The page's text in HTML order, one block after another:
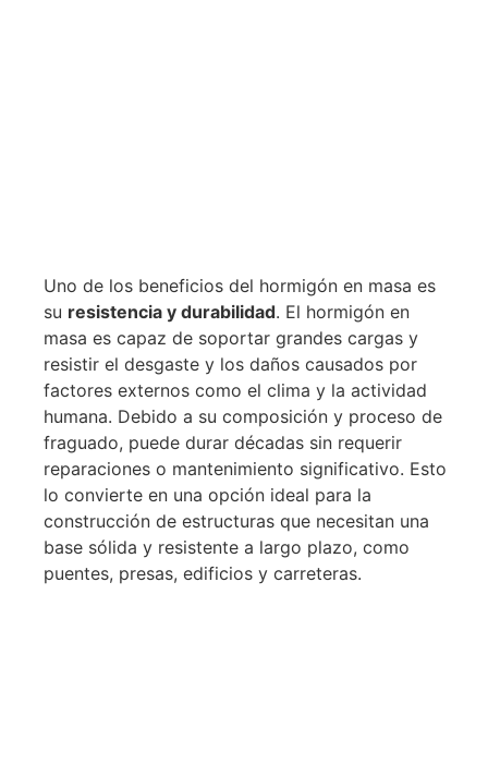
Uno de los beneficios del hormigón en masa es
su resistencia y durabilidad. El hormigón en
masa es capaz de soportar grandes cargas y
resistir el desgaste y los daños causados por
factores externos como el clima y la actividad
humana. Debido a su composición y proceso de
fraguado, puede durar décadas sin requerir
reparaciones o mantenimiento significativo. Esto
lo convierte en una opción ideal para la
construcción de estructuras que necesitan una
base sólida y resistente a largo plazo, como
puentes, presas, edificios y carreteras.